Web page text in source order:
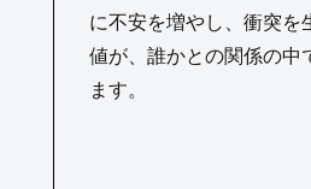
に不安を増やし、衝突を
値が、誰かとの関係の中
ます。